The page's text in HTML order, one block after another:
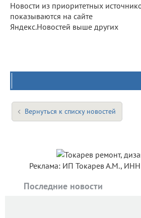
Новости из приоритетных
показываются на сайте
Яндекс.Новостей выше других
Вернуться к списку новостей
Реклама: ИП Токарев А.М.,
Последние новости